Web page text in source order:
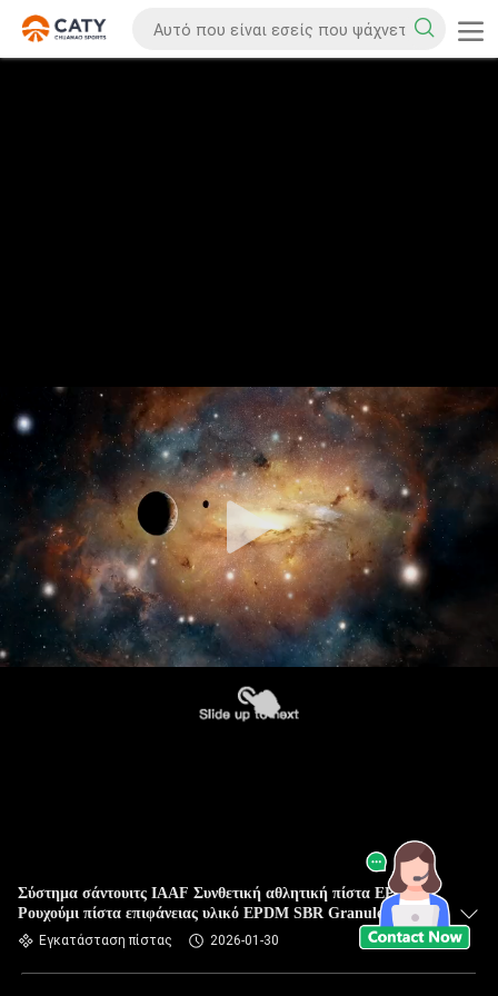
Σύστημα σάντουιτς IAAF Συνθετική αθλητική πίστα EPDM
Ρουχούμι πίστα επιφάνειας υλικό EPDM SBR Granules
ελαστικών
Εγκατάσταση πίστας 2026-01-30